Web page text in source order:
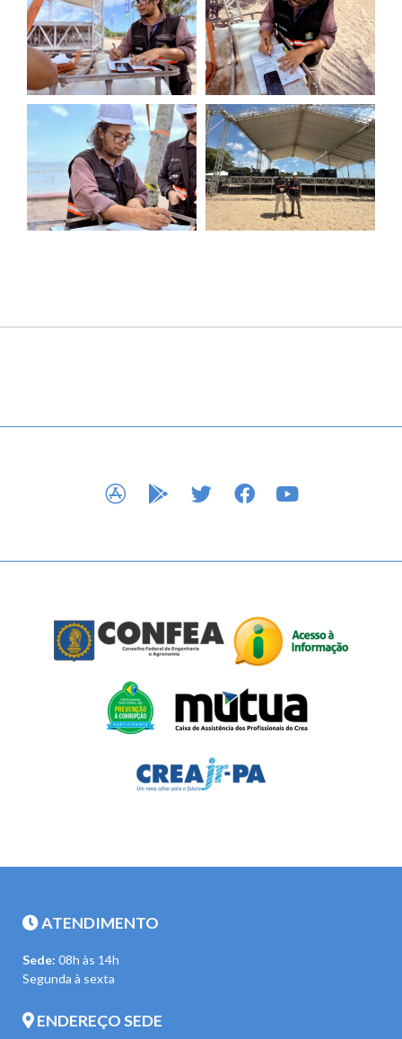
APP STOREGOOGLE PLAY
TWITTERFACEBOOK
ATENDIMENTO
Sede: 08h às 14h
Segunda à sexta
ENDEREÇO SEDE